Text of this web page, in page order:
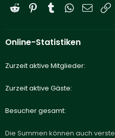
Reddit PinterestTumblrWhatsApp
E-Mail
Online-Statistiken
Zurzeit aktive Mitglieder
Zurzeit aktive Gäste
Besucher gesamt
Die Summen können auch